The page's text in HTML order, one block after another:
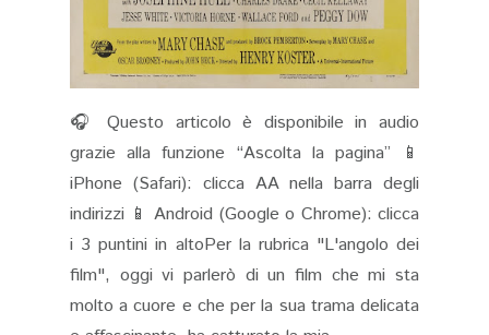
🎧 Questo articolo è disponibile in audio
grazie alla funzione “Ascolta la pagina” 📱
iPhone (Safari): clicca AA nella barra degli
indirizzi 📱 Android (Google o Chrome): clicca
i 3 puntini in altoPer la rubrica "L'angolo dei
film", oggi vi parlerò di un film che mi sta
molto a cuore e che per la sua trama delicata